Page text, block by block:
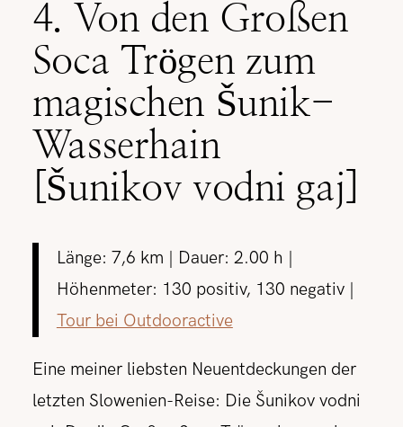
4. Von den Großen
Soca Trögen zum
magischen Šunik-
Wasserhain
[Šunikov vodni gaj]
Länge: 7,6 km | Dauer: 2.00 h |
Höhenmeter: 130 positiv, 130 negativ |
Tour bei Outdooractive
Eine meiner liebsten Neuentdeckungen der
letzten Slowenien-Reise: Die Šunikov vodni